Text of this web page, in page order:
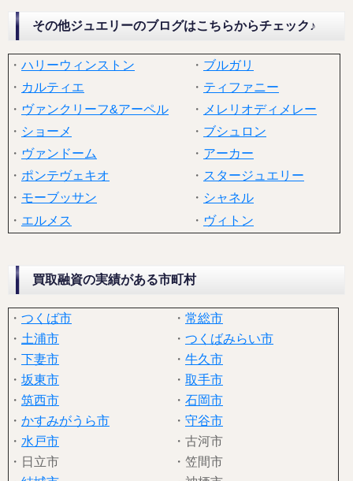
その他ジュエリーのブログはこちらからチェック♪
・ ハリーウィンストン ・ ブルガリ
・ カルティエ ・ ティファニー
・ ヴァンクリーフ&アーペル ・ メレリオディメレー
・ ショーメ ・ ブシュロン
・ ヴァンドーム ・ アーカー
・ ポンテヴェキオ ・ スタージュエリー
・ モーブッサン ・ シャネル
・ エルメス ・ ヴィトン
買取融資の実績がある市町村
・ つくば市 ・ 常総市
・ 土浦市 ・ つくばみらい市
・ 下妻市 ・ 牛久市
・ 坂東市 ・ 取手市
・ 筑西市 ・ 石岡市
・ かすみがうら市 ・ 守谷市
・ 水戸市
・古河市
・日立市
・笠間市